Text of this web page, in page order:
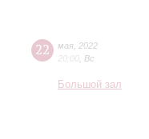
22 мая 2022
20:00 Вс
Большой зал